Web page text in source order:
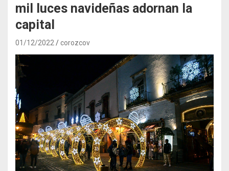
mil luces navideñas adornan la
capital
01/12/2022 corozcov